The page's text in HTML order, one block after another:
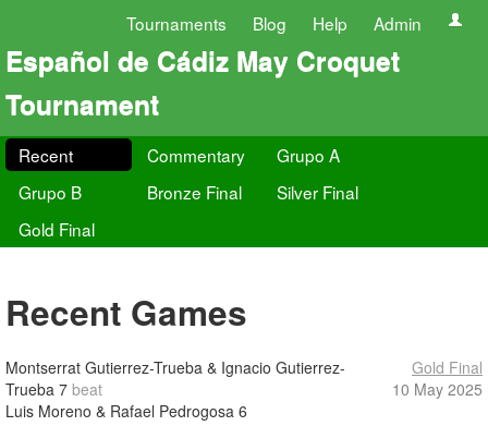
Tournaments Blog Help Admin
Español de Cádiz May Croquet
Tournament
Recent Commentary
Grupo A
Grupo B
Bronze Final
Silver Final
Gold Final
Recent Games
Montserrat Gutierrez-Trueba & Ignacio Gutierrez-
Trueba 7 beat
Luis Moreno & Rafael Pedrogosa 6
Gold Final
10 May 2025